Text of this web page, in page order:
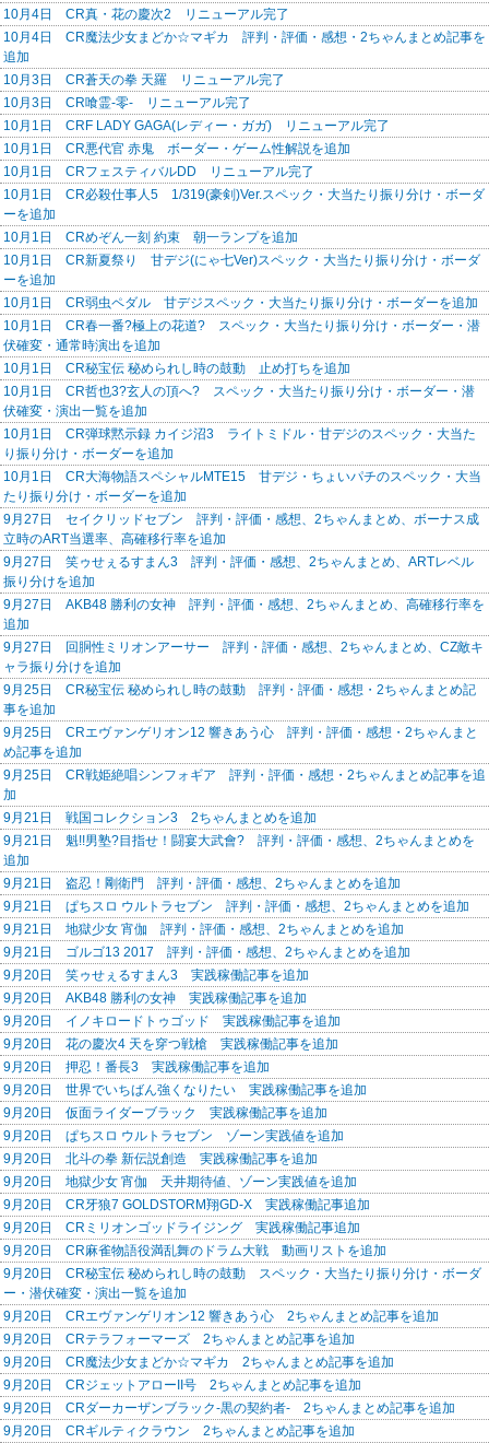
10月4日 CR真・花の慶次2 リニューアル完了
10月4日 CR魔法少女まどか☆マギカ 評判・評価・感想・2ちゃんまとめ記事を
追加
10月3日 CR蒼天の拳 天羅 リニューアル完了
10月3日 CR喰霊-零- リニューアル完了
10月1日 CRF LADY GAGA(レディー・ガガ) リニューアル完了
10月1日 CR悪代官 赤鬼 ボーダー・ゲーム性解説を追加
10月1日 CRフェスティバルDD リニューアル完了
10月1日 CR必殺仕事人5 1/319(豪剣)Ver.スペック・大当たり振り分け・ボーダ
ーを追加
10月1日 CRめぞん一刻 約束 朝一ランプを追加
10月1日 CR新夏祭り 甘デジ(にゃ七Ver)スペック・大当たり振り分け・ボーダ
ーを追加
10月1日 CR弱虫ペダル 甘デジスペック・大当たり振り分け・ボーダーを追加
10月1日 CR春一番?極上の花道? スペック・大当たり振り分け・ボーダー・潜
伏確変・通常時演出を追加
10月1日 CR秘宝伝 秘められし時の鼓動 止め打ちを追加
10月1日 CR哲也3?玄人の頂へ? スペック・大当たり振り分け・ボーダー・潜
伏確変・演出一覧を追加
10月1日 CR弾球黙示録 カイジ沼3 ライトミドル・甘デジのスペック・大当た
り振り分け・ボーダーを追加
10月1日 CR大海物語スペシャルMTE15 甘デジ・ちょいパチのスペック・大当
たり振り分け・ボーダーを追加
9月27日 セイクリッドセブン 評判・評価・感想、2ちゃんまとめ、ボーナス成
立時のART当選率、高確移行率を追加
9月27日 笑ゥせぇるすまん3 評判・評価・感想、2ちゃんまとめ、ARTレベル
振り分けを追加
9月27日 AKB48 勝利の女神 評判・評価・感想、2ちゃんまとめ、高確移行率を
追加
9月27日 回胴性ミリオンアーサー 評判・評価・感想、2ちゃんまとめ、CZ敵キ
ャラ振り分けを追加
9月25日 CR秘宝伝 秘められし時の鼓動 評判・評価・感想・2ちゃんまとめ記
事を追加
9月25日 CRエヴァンゲリオン12 響きあう心 評判・評価・感想・2ちゃんまと
め記事を追加
9月25日 CR戦姫絶唱シンフォギア 評判・評価・感想・2ちゃんまとめ記事を追
加
9月21日 戦国コレクション3 2ちゃんまとめを追加
9月21日 魁!!男塾?目指せ！闘宴大武會? 評判・評価・感想、2ちゃんまとめを
追加
9月21日 盗忍！剛衛門 評判・評価・感想、2ちゃんまとめを追加
9月21日 ぱちスロ ウルトラセブン 評判・評価・感想、2ちゃんまとめを追加
9月21日 地獄少女 宵伽 評判・評価・感想、2ちゃんまとめを追加
9月21日 ゴルゴ13 2017 評判・評価・感想、2ちゃんまとめを追加
9月20日 笑ゥせぇるすまん3 実践稼働記事を追加
9月20日 AKB48 勝利の女神 実践稼働記事を追加
9月20日 イノキロードトゥゴッド 実践稼働記事を追加
9月20日 花の慶次4 天を穿つ戦槍 実践稼働記事を追加
9月20日 押忍！番長3 実践稼働記事を追加
9月20日 世界でいちばん強くなりたい 実践稼働記事を追加
9月20日 仮面ライダーブラック 実践稼働記事を追加
9月20日 ぱちスロ ウルトラセブン ゾーン実践値を追加
9月20日 北斗の拳 新伝説創造 実践稼働記事を追加
9月20日 地獄少女 宵伽 天井期待値、ゾーン実践値を追加
9月20日 CR牙狼7 GOLDSTORM翔GD-X 実践稼働記事追加
9月20日 CRミリオンゴッドライジング 実践稼働記事追加
9月20日 CR麻雀物語役満乱舞のドラム大戦 動画リストを追加
9月20日 CR秘宝伝 秘められし時の鼓動 スペック・大当たり振り分け・ボーダ
ー・潜伏確変・演出一覧を追加
9月20日 CRエヴァンゲリオン12 響きあう心 2ちゃんまとめ記事を追加
9月20日 CRテラフォーマーズ 2ちゃんまとめ記事を追加
9月20日 CR魔法少女まどか☆マギカ 2ちゃんまとめ記事を追加
9月20日 CRジェットアローII号 2ちゃんまとめ記事を追加
9月20日 CRダーカーザンブラック-黒の契約者- 2ちゃんまとめ記事を追加
9月20日 CRギルティクラウン 2ちゃんまとめ記事を追加